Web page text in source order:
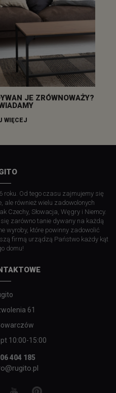
JE ZRÓWNOWAŻY?
WIĘCEJ
roku. Od tego czasu zajmujemy się
ale również wielu zadowolonych
Czechy, Słowacja, Węgry i Niemcy.
zarówno tanie dywany na każdą
wyroby, które powinny zadowolić
firmą urządzą Państwo każdy kąt
domu!
61
10:00-15:00
404 185